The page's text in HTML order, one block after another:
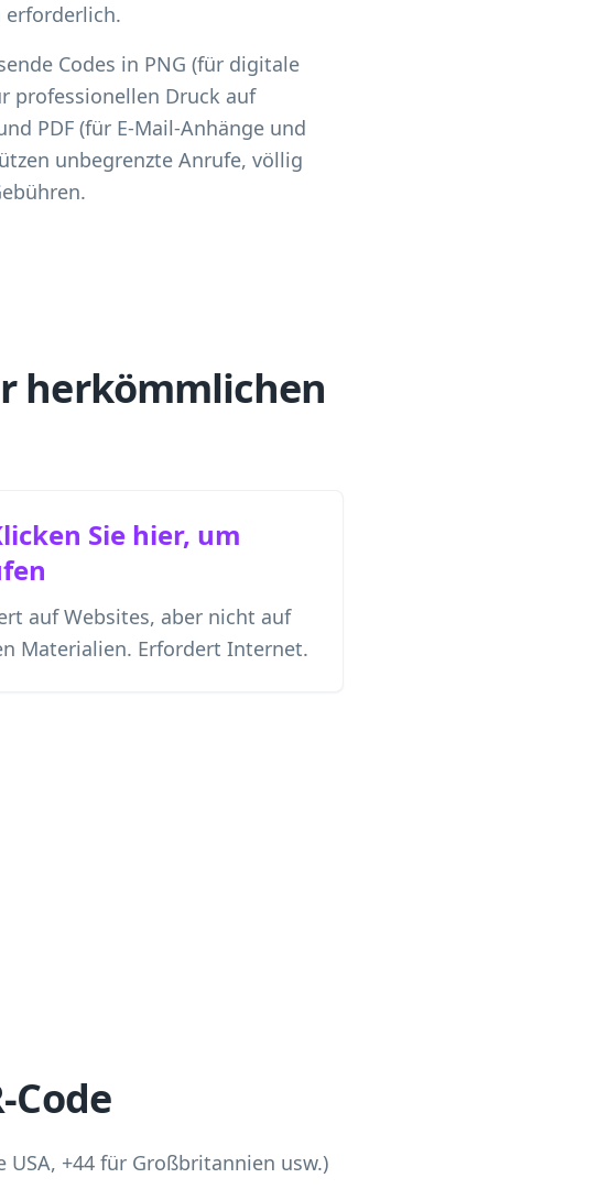
erforderlich.
Codes in PNG (für digitale
professionellen Druck auf
PDF (für E-Mail-Anhänge und
unbegrenzte Anrufe, völlig
herkömmlichen
Sie hier, um
auf Websites, aber nicht auf
Materialien. Erfordert Internet.
Code
+44 für Großbritannien usw.)